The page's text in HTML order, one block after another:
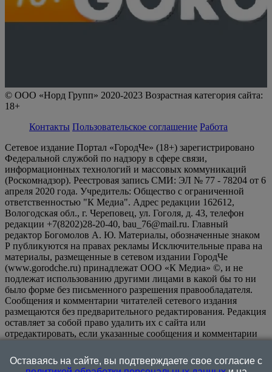
© ООО «Норд Групп» 2020-2023 Возрастная категория сайта:
18+
Контакты Пользовательское соглашение Работа
Сетевое издание Портал «ГородЧе» (18+) зарегистрировано
Федеральной службой по надзору в сфере связи,
информационных технологий и массовых коммуникаций
(Роскомнадзор). Реестровая запись СМИ: ЭЛ № 77 - 78204 от 6
апреля 2020 года. Учредитель: Общество с ограниченной
ответственностью "К Медиа". Адрес редакции 162612,
Вологодская обл., г. Череповец, ул. Гоголя, д. 43, телефон
редакции +7(8202)28-20-40, bau_76@mail.ru. Главный
редактор Богомолов А. Ю. Материалы, обозначенные знаком
Р публикуются на правах рекламы Исключительные права на
материалы, размещенные в сетевом издании ГородЧе
(www.gorodche.ru) принадлежат ООО «К Медиа» ©, и не
подлежат использованию другими лицами в какой бы то ни
было форме без письменного разрешения правообладателя.
Сообщения и комментарии читателей сетевого издания
размещаются без предварительного редактирования. Редакция
оставляет за собой право удалить их с сайта или
отредактировать, если указанные сообщения и комментарии
или нарушением иных требований закона.
информационном ресурсе применяются рекомендательные
Оставаясь на сайте, вы подтверждаете свое согласие с